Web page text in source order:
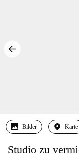
Bilder Karte
Studio zu